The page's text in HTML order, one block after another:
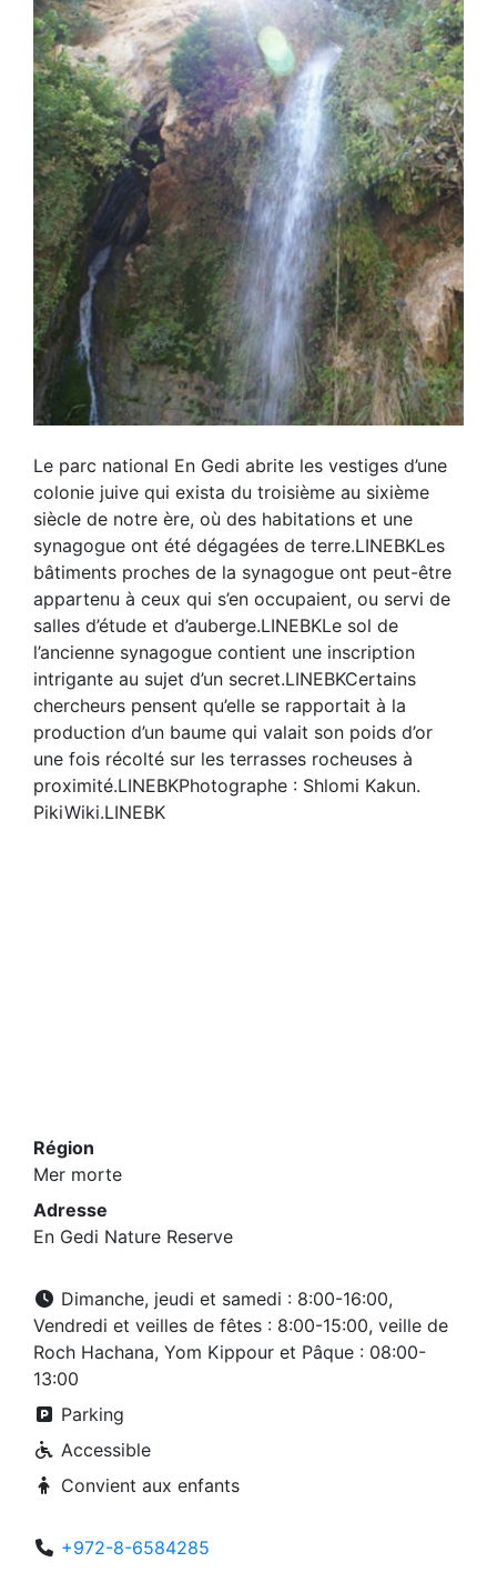
Le parc national En Gedi abrite les vestiges d’une
colonie juive qui exista du troisième au sixième
siècle de notre ère, où des habitations et une
synagogue ont été dégagées de terre.LINEBKLes
bâtiments proches de la synagogue ont peut-être
appartenu à ceux qui s’en occupaient, ou servi de
salles d’étude et d’auberge.LINEBKLe sol de
l’ancienne synagogue contient une inscription
intrigante au sujet d’un secret.LINEBKCertains
chercheurs pensent qu’elle se rapportait à la
production d’un baume qui valait son poids d’or
une fois récolté sur les terrasses rocheuses à
proximité.LINEBKPhotographe : Shlomi Kakun.
PikiWiki.LINEBK
Région
Mer morte
Adresse
En Gedi Nature Reserve
Dimanche, jeudi et samedi : 8:00-16:00,
Vendredi et veilles de fêtes : 8:00-15:00, veille de
Roch Hachana, Yom Kippour et Pâque : 08:00-
13:00
Parking
Accessible
Convient aux enfants
+972-8-6584285